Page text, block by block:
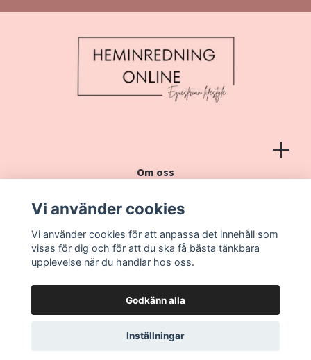
Om oss
Kontakt
Vanliga frågor
Vi använder cookies
Vi använder cookies för att anpassa det innehåll som
visas för dig och för att du ska få bästa tänkbara
upplevelse när du handlar hos oss.
Godkänn alla
Inställningar